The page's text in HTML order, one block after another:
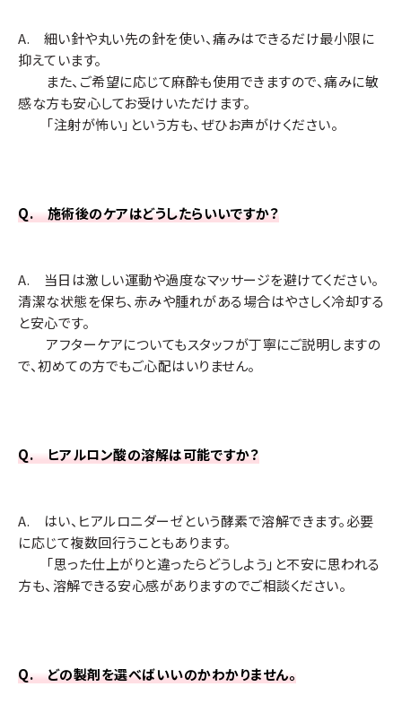
ガルデルマ レスチレンリド
大豆の細菌発酵によって作られた発酵ヒアルロン
酸が原料
非動物由来の安定化ヒアルロン酸
ほうれい線や小じわの改善
A. 細い針や丸い先の針を使い、痛みはできるだけ最小限に
抑えています。
また、ご希望に応じて麻酔も使用できますので、痛みに敏
感な方も安心してお受けいただけます。
「注射が怖い」という方も、ぜひお声がけください。
Q. 施術後のケアはどうしたらいいですか？
A. 当日は激しい運動や過度なマッサージを避けてください。
清潔な状態を保ち、赤みや腫れがある場合はやさしく冷却する
と安心です。
アフターケアについてもスタッフが丁寧にご説明しますの
で、初めての方でもご心配はいりません。
Q. ヒアルロン酸の溶解は可能ですか？
A. はい、ヒアルロニダーゼという酵素で溶解できます。必要
に応じて複数回行うこともあります。
「思った仕上がりと違ったらどうしよう」と不安に思われる
方も、溶解できる安心感がありますのでご相談ください。
Q. どの製剤を選べばいいのかわかりません。